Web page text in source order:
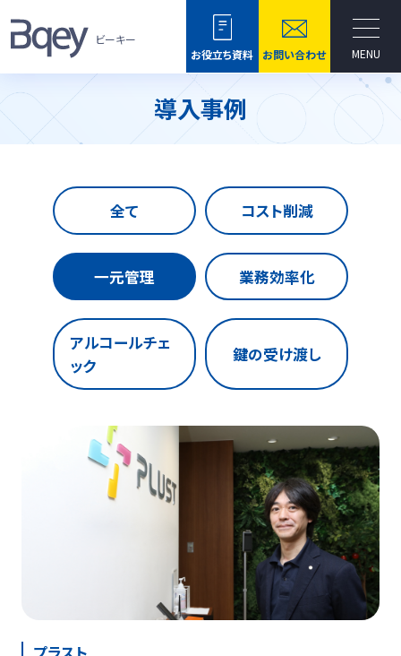
ビーキー
お役立ち資料
お問い合わせ MENU
導入事例
全て コスト削減
一元管理 業務効率化
アルコールチェ
ック
鍵の受け渡し